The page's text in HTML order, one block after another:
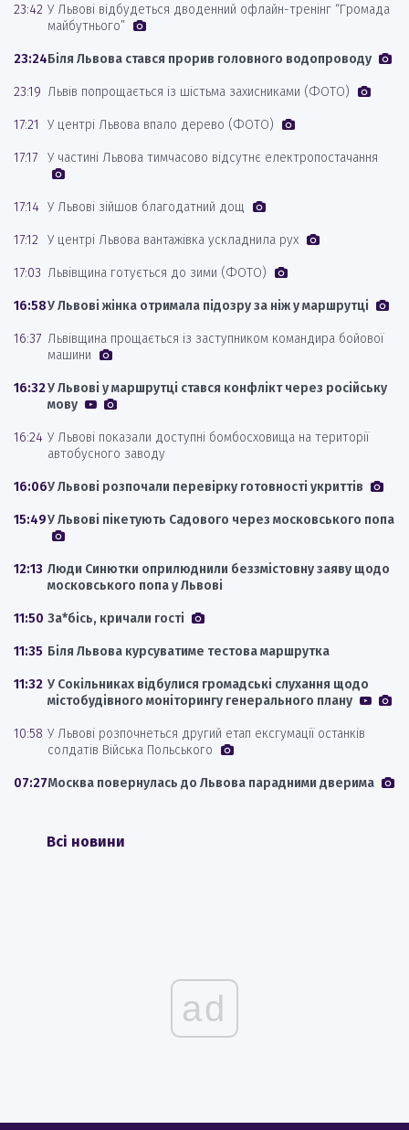
23:42 У Львові відбудеться дводенний офлайн-тренінг “Громада
майбутнього”
23:24Біля Львова стався прорив головного водопроводу
23:19 Львів попрощається із шістьма захисниками (ФОТО)
17:21 У центрі Львова впало дерево (ФОТО)
17:17 У частині Львова тимчасово відсутнє електропостачання
17:14 У Львові зійшов благодатний дощ
17:12 У центрі Львова вантажівка ускладнила рух
17:03 Львівщина готується до зими (ФОТО)
16:58У Львові жінка отримала підозру за ніж у маршрутці
16:37 Львівщина прощається із заступником командира бойової
машини
16:32У Львові у маршрутці стався конфлікт через російську
мову
16:24 У Львові показали доступні бомбосховища на території
автобусного заводу
16:06У Львові розпочали перевірку готовності укриттів
15:49У Львові пікетують Садового через московського попа
12:13 Люди Синютки оприлюднили беззмістовну заяву щодо
московського попа у Львові
11:50 За*бісь, кричали гості
11:35 Біля Львова курсуватиме тестова маршрутка
11:32 У Сокільниках відбулися громадські слухання щодо
містобудівного моніторингу генерального плану
10:58 У Львові розпочнеться другий етап ексгумації останків
солдатів Війська Польського
07:27Москва повернулась до Львова парадними дверима
Всі новини
ad